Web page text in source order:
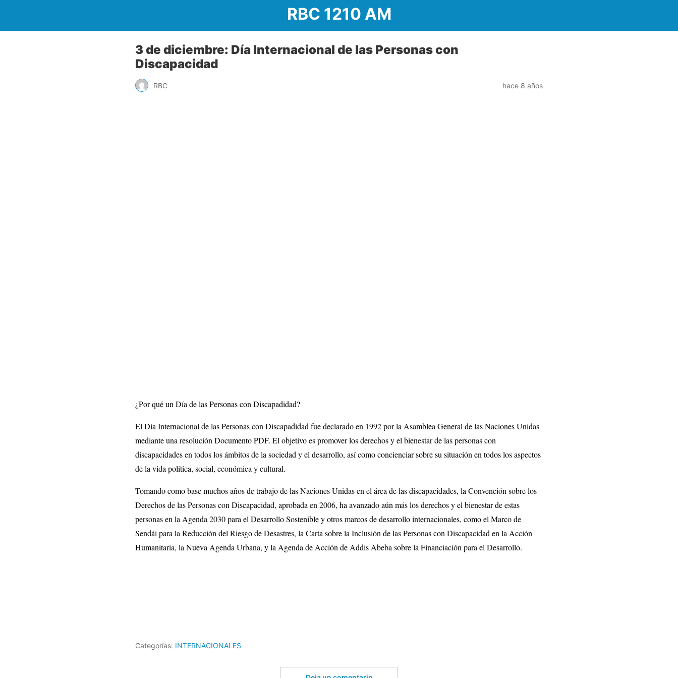
RBC 1210 AM
3 de diciembre: Día Internacional de las Personas con
Discapacidad
RBC hace 8 años
¿Por qué un Día de las Personas con Discapadidad?
El Día Internacional de las Personas con Discapadidad fue declarado en 1992 por la Asamblea General de las Naciones Unidas
mediante una resolución Documento PDF. El objetivo es promover los derechos y el bienestar de las personas con
discapacidades en todos los ámbitos de la sociedad y el desarrollo, así como concienciar sobre su situación en todos los aspectos
de la vida política, social, económica y cultural.
Tomando como base muchos años de trabajo de las Naciones Unidas en el área de las discapacidades, la Convención sobre los
Derechos de las Personas con Discapacidad, aprobada en 2006, ha avanzado aún más los derechos y el bienestar de estas
personas en la Agenda 2030 para el Desarrollo Sostenible y otros marcos de desarrollo internacionales, como el Marco de
Sendái para la Reducción del Riesgo de Desastres, la Carta sobre la Inclusión de las Personas con Discapacidad en la Acción
Humanitaria, la Nueva Agenda Urbana, y la Agenda de Acción de Addis Abeba sobre la Financiación para el Desarrollo.
Categorías: INTERNACIONALES